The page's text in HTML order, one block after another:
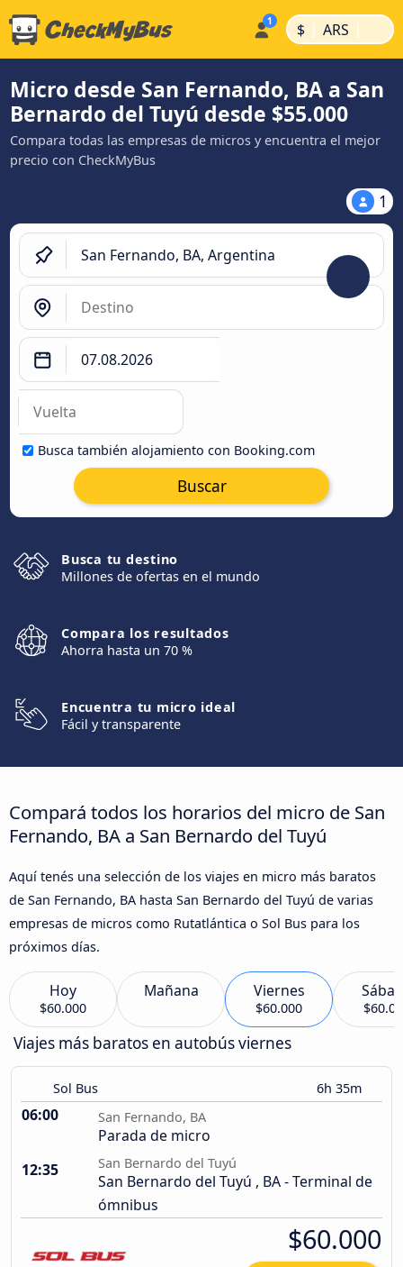
$ | ARS |
Micro desde San Fernando, BA a San
Bernardo del Tuyú desde $55.000
Compara todas las empresas de micros y encuentra el mejor
precio con CheckMyBus
1
Busca también alojamiento con Booking.com
Buscar
Busca tu destino
Millones de ofertas en el mundo
Compara los resultados
Ahorra hasta un 70 %
Encuentra tu micro ideal
Fácil y transparente
Compará todos los horarios del micro de San
Fernando, BA a San Bernardo del Tuyú
Aquí tenés una selección de los viajes en micro más baratos
de San Fernando, BA hasta San Bernardo del Tuyú de varias
empresas de micros como Rutatlántica o Sol Bus para los
próximos días.
Hoy
$60.000
Mañana Viernes
$60.000
Viajes más baratos en autobús viernes
Sol Bus 6h 35m
06:00 San Fernando, BA
Parada de micro
12:35
San Bernardo del Tuyú
San Bernardo del Tuyú , BA - Terminal de
ómnibus
$60.000